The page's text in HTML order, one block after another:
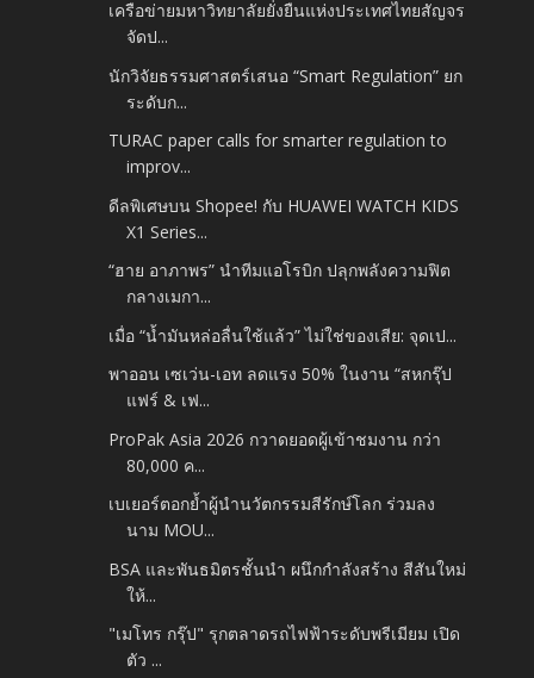
เครือข่ายมหาวิทยาลัยยั่งยืนแห่งประเทศไทยสัญจร
จัดป...
นักวิจัยธรรมศาสตร์เสนอ “Smart Regulation” ยก
ระดับก...
TURAC paper calls for smarter regulation to
improv...
ดีลพิเศษบน Shopee! กับ HUAWEI WATCH KIDS
X1 Series...
“ฮาย อาภาพร” นำทีมแอโรบิก ปลุกพลังความฟิต
กลางเมกา...
เมื่อ “น้ำมันหล่อลื่นใช้แล้ว” ไม่ใช่ของเสีย: จุดเป...
พาออน เซเว่น-เอท ลดแรง 50% ในงาน “สหกรุ๊ป
แฟร์ & เฟ...
ProPak Asia 2026 กวาดยอดผู้เข้าชมงาน กว่า
80,000 ค...
เบเยอร์ตอกย้ำผู้นำนวัตกรรมสีรักษ์โลก ร่วมลง
นาม MOU...
BSA และพันธมิตรชั้นนำ ผนึกกำลังสร้าง สีสันใหม่
ให้...
"เมโทร กรุ๊ป" รุกตลาดรถไฟฟ้าระดับพรีเมียม เปิด
ตัว ...